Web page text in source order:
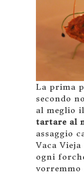
La prima
secondo
al meglio
tartare al
assaggio
Vaca
ogni
vorremmo